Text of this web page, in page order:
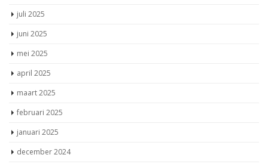
juli 2025
juni 2025
mei 2025
april 2025
maart 2025
februari 2025
januari 2025
december 2024